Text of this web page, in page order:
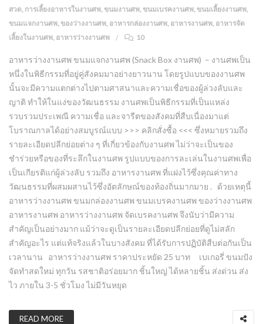
สวด การเลี้ยงอาหารในงานศพ ขนมงานศพ ขนมเบรคงานศพ ขนมเลี้ยงงานศพ
ขนมแจกงานศพ ของว่างงานศพ อาหารกล่องงานศพ อาหารงานศพ อาหารจัด
เลี้ยงในงานศพ อาหารว่างงานศพ 10
อาหารว่างงานศพ ขนมแจกงานศพ (Snack Box งานศพ) – งานศพเป็น
หนึ่งในพิธีกรรมที่อยู่คู่สังคมมาอย่างยาวนาน โดยรูปแบบของงานศพ
นั้นจะมีความแตกต่างไปตามศาสนาและความเชื่อของผู้ล่วงลับและ
ญาติ ทำให้ในแง่ของวัฒนธรรม งานศพเป็นพิธีกรรมที่เป็นแหล่ง
รวบรวมประเพณี ความเชื่อ และจารีตของสังคมที่สืบเนื่องมาแต่
โบราณกาลได้อย่างสมบูรณ์แบบ >>> คลิกสั่งซื้อ <<< ซึ่งหมายรวมถึง
รายละเอียดปลีกย่อยต่าง ๆ ที่เกี่ยวข้องกับงานศพ ไม่ว่าจะเป็นของ
ชำร่วยหรือของที่ระลึกในงานศพ รูปแบบของการละเล่นในงานศพเพื่อ
เป็นเกียรติแก่ผู้ล่วงลับ รวมถึง อาหารงานศพ ที่แฝงไว้ซึ่งคุณค่าทาง
วัฒนธรรมที่ผสมผสานไว้ซึ่งอัตลักษณ์ของท้องถิ่นมากมาย . ด้วยเหตุนี้
อาหารว่างงานศพ ขนมกล่องงานศพ ขนมเบรคงานศพ ของว่างงานศพ
อาหารงานศพ อาหารว่างงานศพ จัดเบรคงานศพ จึงนับว่ามีความ
สำคัญเป็นอย่างมาก แม้ว่าจะดูเป็นรายละเอียดปลีกย่อยที่ดูไม่สลัก
สำคัญอะไร แต่แท้จริงแล้วในบางสังคม ที่ได้รับการปฏิบัติสืบต่อกันเป็น
เวลานาน อาหารว่างงานศพ ราคาประหยัด 25 บาท เบเกอรี่ ขนมปัง
จัดทำสดใหม่ ทุกวัน รสชาติอร่อยมาก ชิ้นใหญ่ ได้หลายชิ้น ส่งด่วน ส่ง
ไว ภายใน 3-5 ชั่วโมง ไม่มีวันหยุด
READ MORE